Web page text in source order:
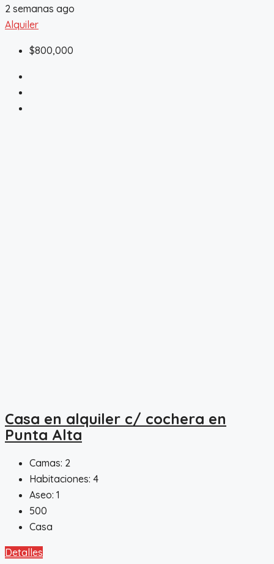
2 semanas ago
Alquiler
$800,000
Casa en alquiler c/ cochera en
Punta Alta
Camas: 2
Habitaciones: 4
Aseo: 1
500
Casa
Detalles